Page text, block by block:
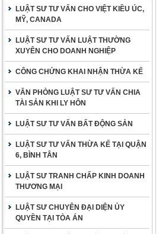
LUẬT SƯ TƯ VẤN CHO VIỆT KIỀU ÚC,
MỸ, CANADA
LUẬT SƯ TƯ VẤN LUẬT THƯỜNG
XUYÊN CHO DOANH NGHIỆP
CÔNG CHỨNG KHAI NHẬN THỪA KẾ
VĂN PHÒNG LUẬT SƯ TƯ VẤN CHIA
TÀI SẢN KHI LY HÔN
LUẬT SƯ TƯ VẤN BẤT ĐỘNG SẢN
LUẬT SƯ TƯ VẤN THỪA KẾ TẠI QUẬN
6, BÌNH TÂN
LUẬT SƯ TRANH CHẤP KINH DOANH
THƯƠNG MẠI
LUẬT SƯ CHUYÊN ĐẠI DIỆN ỦY
QUYỀN TẠI TÒA ÁN